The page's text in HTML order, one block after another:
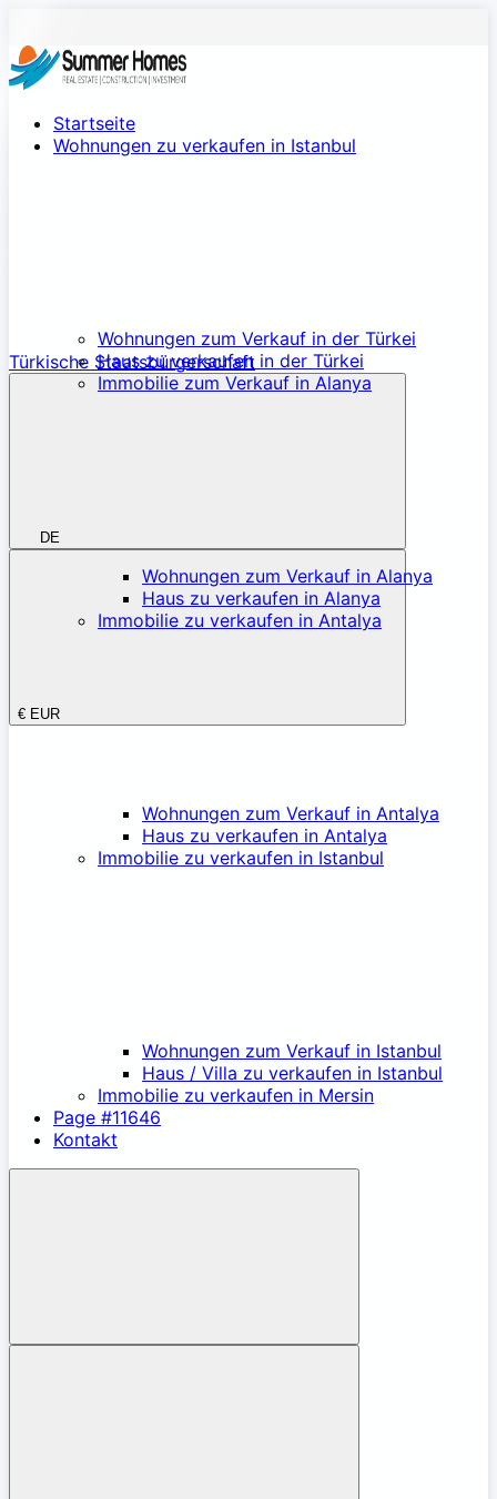
Türkische Staatsbürgerschaft
DE
€ EUR
Startseite
Wohnungen zu verkaufen in Istanbul
Wohnungen zum Verkauf in der Türkei
Haus zu verkaufen in der Türkei
Immobilie zum Verkauf in Alanya
Wohnungen zum Verkauf in Alanya
Haus zu verkaufen in Alanya
Immobilie zu verkaufen in Antalya
Wohnungen zum Verkauf in Antalya
Haus zu verkaufen in Antalya
Immobilie zu verkaufen in Istanbul
Wohnungen zum Verkauf in Istanbul
Haus / Villa zu verkaufen in Istanbul
Immobilie zu verkaufen in Mersin
Page #11646
Kontakt